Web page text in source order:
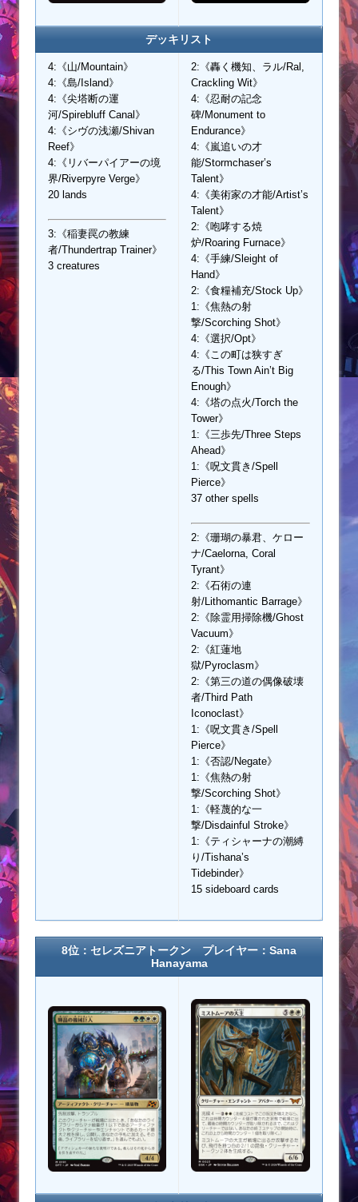
デッキリスト
4:《山/Mountain》
4:《島/Island》
4:《尖塔断の運
河/Spirebluff Canal》
4:《シヴの浅瀬/Shivan
Reef》
4:《リバーパイアーの境
界/Riverpyre Verge》
20 lands
3:《稲妻罠の教練
者/Thundertrap Trainer》
3 creatures
2:《轟く機知、ラル/Ral,
Crackling Wit》
4:《忍耐の記念
碑/Monument to
Endurance》
4:《嵐追いの才
能/Stormchaser’s
Talent》
4:《美術家の才能/Artist’s
Talent》
2:《咆哮する焼
炉/Roaring Furnace》
4:《手練/Sleight of
Hand》
2:《食糧補充/Stock Up》
1:《焦熱の射
撃/Scorching Shot》
4:《選択/Opt》
4:《この町は狭すぎ
る/This Town Ain’t Big
Enough》
4:《塔の点火/Torch the
Tower》
1:《三歩先/Three Steps
Ahead》
1:《呪文貫き/Spell
Pierce》
37 other spells
2:《珊瑚の暴君、ケロー
ナ/Caelorna, Coral
Tyrant》
2:《石術の連
射/Lithomantic Barrage》
2:《除霊用掃除機/Ghost
Vacuum》
2:《紅蓮地
獄/Pyroclasm》
2:《第三の道の偶像破壊
者/Third Path
Iconoclast》
1:《呪文貫き/Spell
Pierce》
1:《否認/Negate》
1:《焦熱の射
撃/Scorching Shot》
1:《軽蔑的な一
撃/Disdainful Stroke》
1:《ティシャーナの潮縛
り/Tishana’s
Tidebinder》
15 sideboard cards
8位：セレズニアトークン プレイヤー：Sana
Hanayama